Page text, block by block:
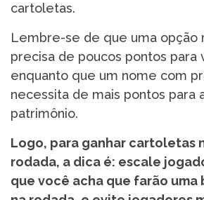
cartoletas.
Lembre-se de que uma opção
precisa de poucos pontos para
enquanto que um nome com
necessita de mais pontos para
patrimônio.
Logo, para ganhar cartoletas
rodada, a dica é: escale
que você acha que farão uma